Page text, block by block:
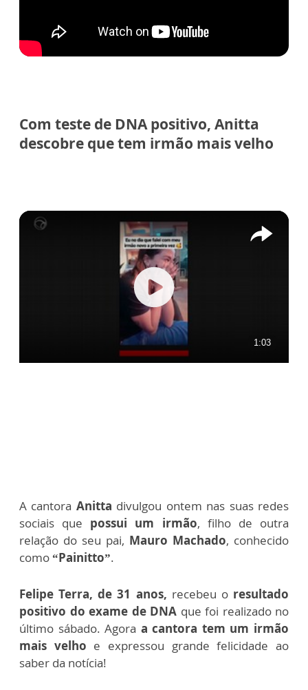
Com teste de DNA positivo, Anitta
descobre que tem irmão mais velho
A cantora Anitta divulgou ontem nas suas redes
sociais que possui um irmão, filho de outra
relação do seu pai, Mauro Machado, conhecido
como“Painitto”.
Felipe Terra, de 31 anos, recebeu oresultado
positivo do exame de DNA que foi realizado no
último sábado. Agora a cantora tem um irmão
mais velho e expressou grande felicidade ao
saber da notícia!